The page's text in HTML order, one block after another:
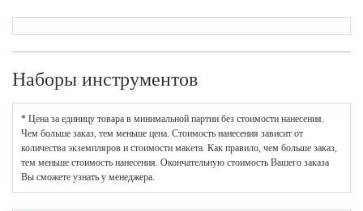
Наборы инструментов
* Цена за единицу товара в минимальной партии без стоимости нанесения.
Чем больше заказ, тем меньше цена. Стоимость нанесения зависит от
количества экземпляров и стоимости макета. Как правило, чем больше заказ,
тем меньше стоимость нанесения. Окончательную стоимость Вашего заказа
Вы сможете узнать у менеджера.